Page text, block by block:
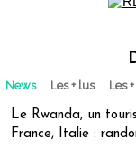
News Les + lus Les
Le Rwanda, un
France, Italie :